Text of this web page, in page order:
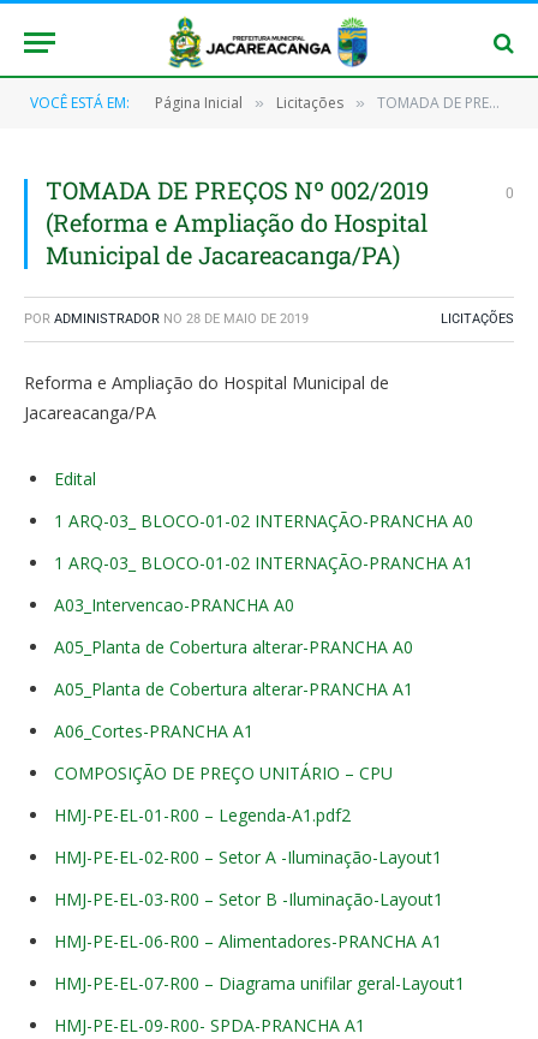
VOCÊ ESTÁ EM: Página Inicial » Licitações » TOMADA DE PREÇOS Nº 002/2019 (Reforma e Ampliação do Hospital Municipal de Jacareacanga/PA)
TOMADA DE PREÇOS Nº 002/2019
(Reforma e Ampliação do Hospital
Municipal de Jacareacanga/PA)
0
POR ADMINISTRADOR NO 28 DE MAIO DE 2019 LICITAÇÕES
Reforma e Ampliação do Hospital Municipal de
Jacareacanga/PA
Edital
1 ARQ-03_ BLOCO-01-02 INTERNAÇÃO-PRANCHA A0
1 ARQ-03_ BLOCO-01-02 INTERNAÇÃO-PRANCHA A1
A03_Intervencao-PRANCHA A0
A05_Planta de Cobertura alterar-PRANCHA A0
A05_Planta de Cobertura alterar-PRANCHA A1
A06_Cortes-PRANCHA A1
COMPOSIÇÃO DE PREÇO UNITÁRIO – CPU
HMJ-PE-EL-01-R00 – Legenda-A1.pdf2
HMJ-PE-EL-02-R00 – Setor A -Iluminação-Layout1
HMJ-PE-EL-03-R00 – Setor B -Iluminação-Layout1
HMJ-PE-EL-06-R00 – Alimentadores-PRANCHA A1
HMJ-PE-EL-07-R00 – Diagrama unifilar geral-Layout1
HMJ-PE-EL-09-R00- SPDA-PRANCHA A1